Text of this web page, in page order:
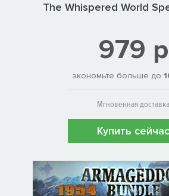
The Whispered World
979 р
экономьте больше до
Мгновенная доставка
Купить сейчас